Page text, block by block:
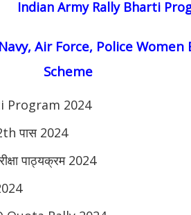
Indian Army Rally Bharti
Air Force, Police Women
Scheme
Program 2024
पास 2024
पाठ्यक्रम 2024